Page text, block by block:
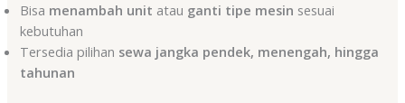
Bisa menambah unit atau ganti tipe mesin sesuai
kebutuhan
Tersedia pilihan sewa jangka pendek, menengah, hingga
tahunan